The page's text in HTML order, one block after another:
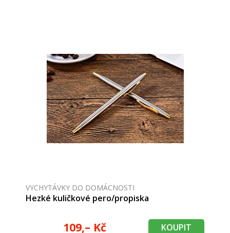
VYCHYTÁVKY DO DOMÁCNOSTI
Hezké kuličkové pero/propiska
109,– Kč KOUPIT